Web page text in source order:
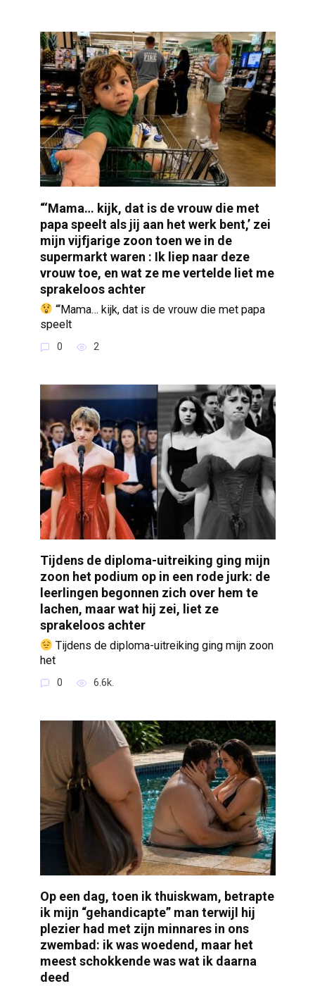
“‘Mama… kijk, dat is de vrouw die met
papa speelt als jij aan het werk bent,’ zei
mijn vijfjarige zoon toen we in de
supermarkt waren : Ik liep naar deze
vrouw toe, en wat ze me vertelde liet me
sprakeloos achter
“‘Mama… kijk, dat is de vrouw die met papa
speelt
0 2
Tijdens de diploma-uitreiking ging mijn
zoon het podium op in een rode jurk: de
leerlingen begonnen zich over hem te
lachen, maar wat hij zei, liet ze
sprakeloos achter
Tijdens de diploma-uitreiking ging mijn zoon
het
0 6.6k.
Op een dag, toen ik thuiskwam, betrapte
ik mijn “gehandicapte” man terwijl hij
plezier had met zijn minnares in ons
zwembad: ik was woedend, maar het
meest schokkende was wat ik daarna
deed